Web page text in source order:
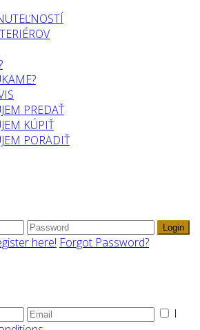
PREDAŤ
KÚPIŤ
PORADIŤ
Login
here! Forgot Password?
I